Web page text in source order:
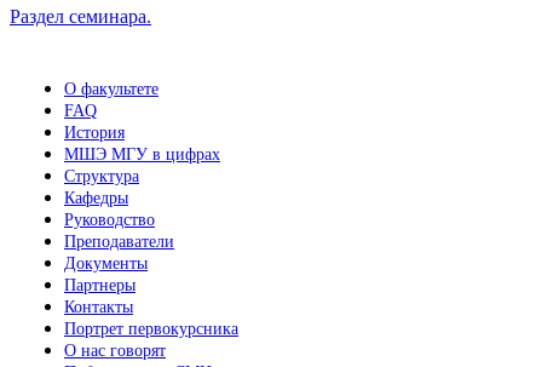
Раздел семинара.
О факультете
FAQ
История
МШЭ МГУ в цифрах
Структура
Кафедры
Руководство
Преподаватели
Документы
Партнеры
Контакты
Портрет первокурсника
О нас говорят